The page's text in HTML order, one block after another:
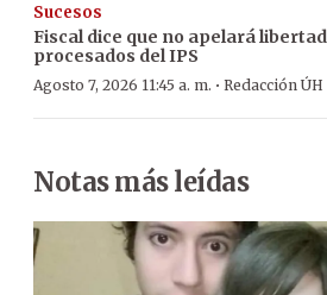
Sucesos
Fiscal dice que no apelará
procesados del IPS
Agosto 7, 2026 11:45 a. m. · Redacción ÚH
Notas más leídas